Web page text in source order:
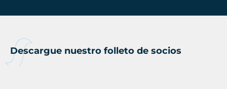
Descargue nuestro folleto de socios